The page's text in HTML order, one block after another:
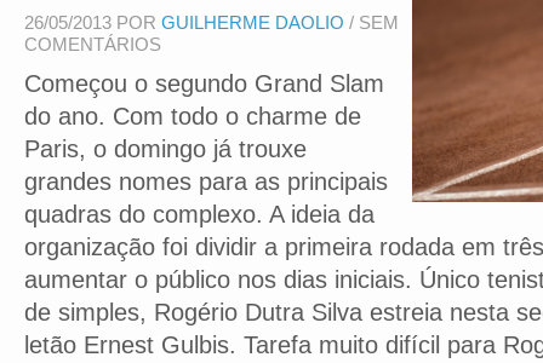
26/05/2013 POR GUILHERME DAOLIO / SEM
COMENTÁRIOS
Começou o segundo Grand Slam
do ano. Com todo o charme de
Paris, o domingo já trouxe
grandes nomes para as principais
quadras do complexo. A ideia da
organização foi dividir a primeira rodada em
aumentar o público nos dias iniciais. Único
de simples, Rogério Dutra Silva estreia nesta
letão Ernest Gulbis. Tarefa muito difícil para